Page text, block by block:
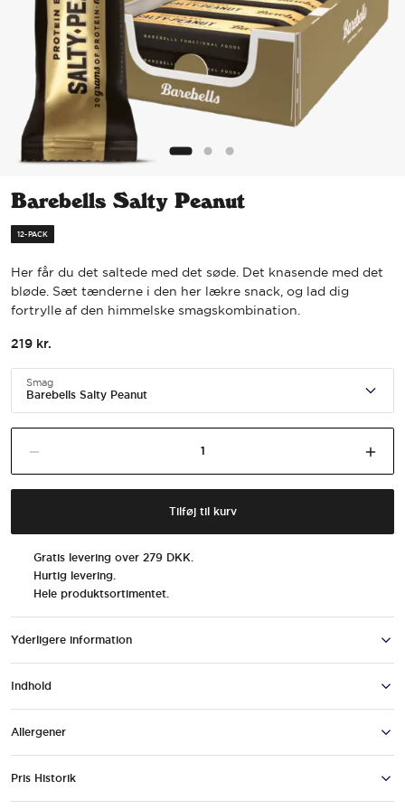
Barebells Salty Peanut
12-PACK
Her får du det saltede med det søde. Det knasende med det
bløde. Sæt tænderne i den her lækre snack, og lad dig
fortrylle af den himmelske smagskombination.
219 kr.
Smag
Barebells Salty Peanut
Fald tilføj til indkøbskurv mængde
Salty
Peanut
antal
Tilføj til kurv
Gratis levering over 279 DKK.
Hurtig levering.
Hele produktsortimentet.
Yderligere information
Indhold
Allergener
Pris Historik BAREBELLS ER FORPLIGTET TIL